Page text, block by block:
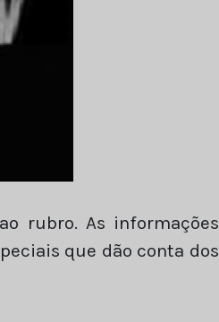
rubro. As informações
que dão conta dos